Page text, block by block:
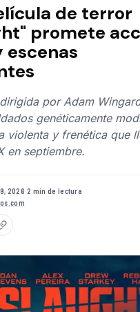
de terror
promete
escenas
por Adam
genéticamente
violenta y frenética que
en septiembre.
2026·2 min de lectura·